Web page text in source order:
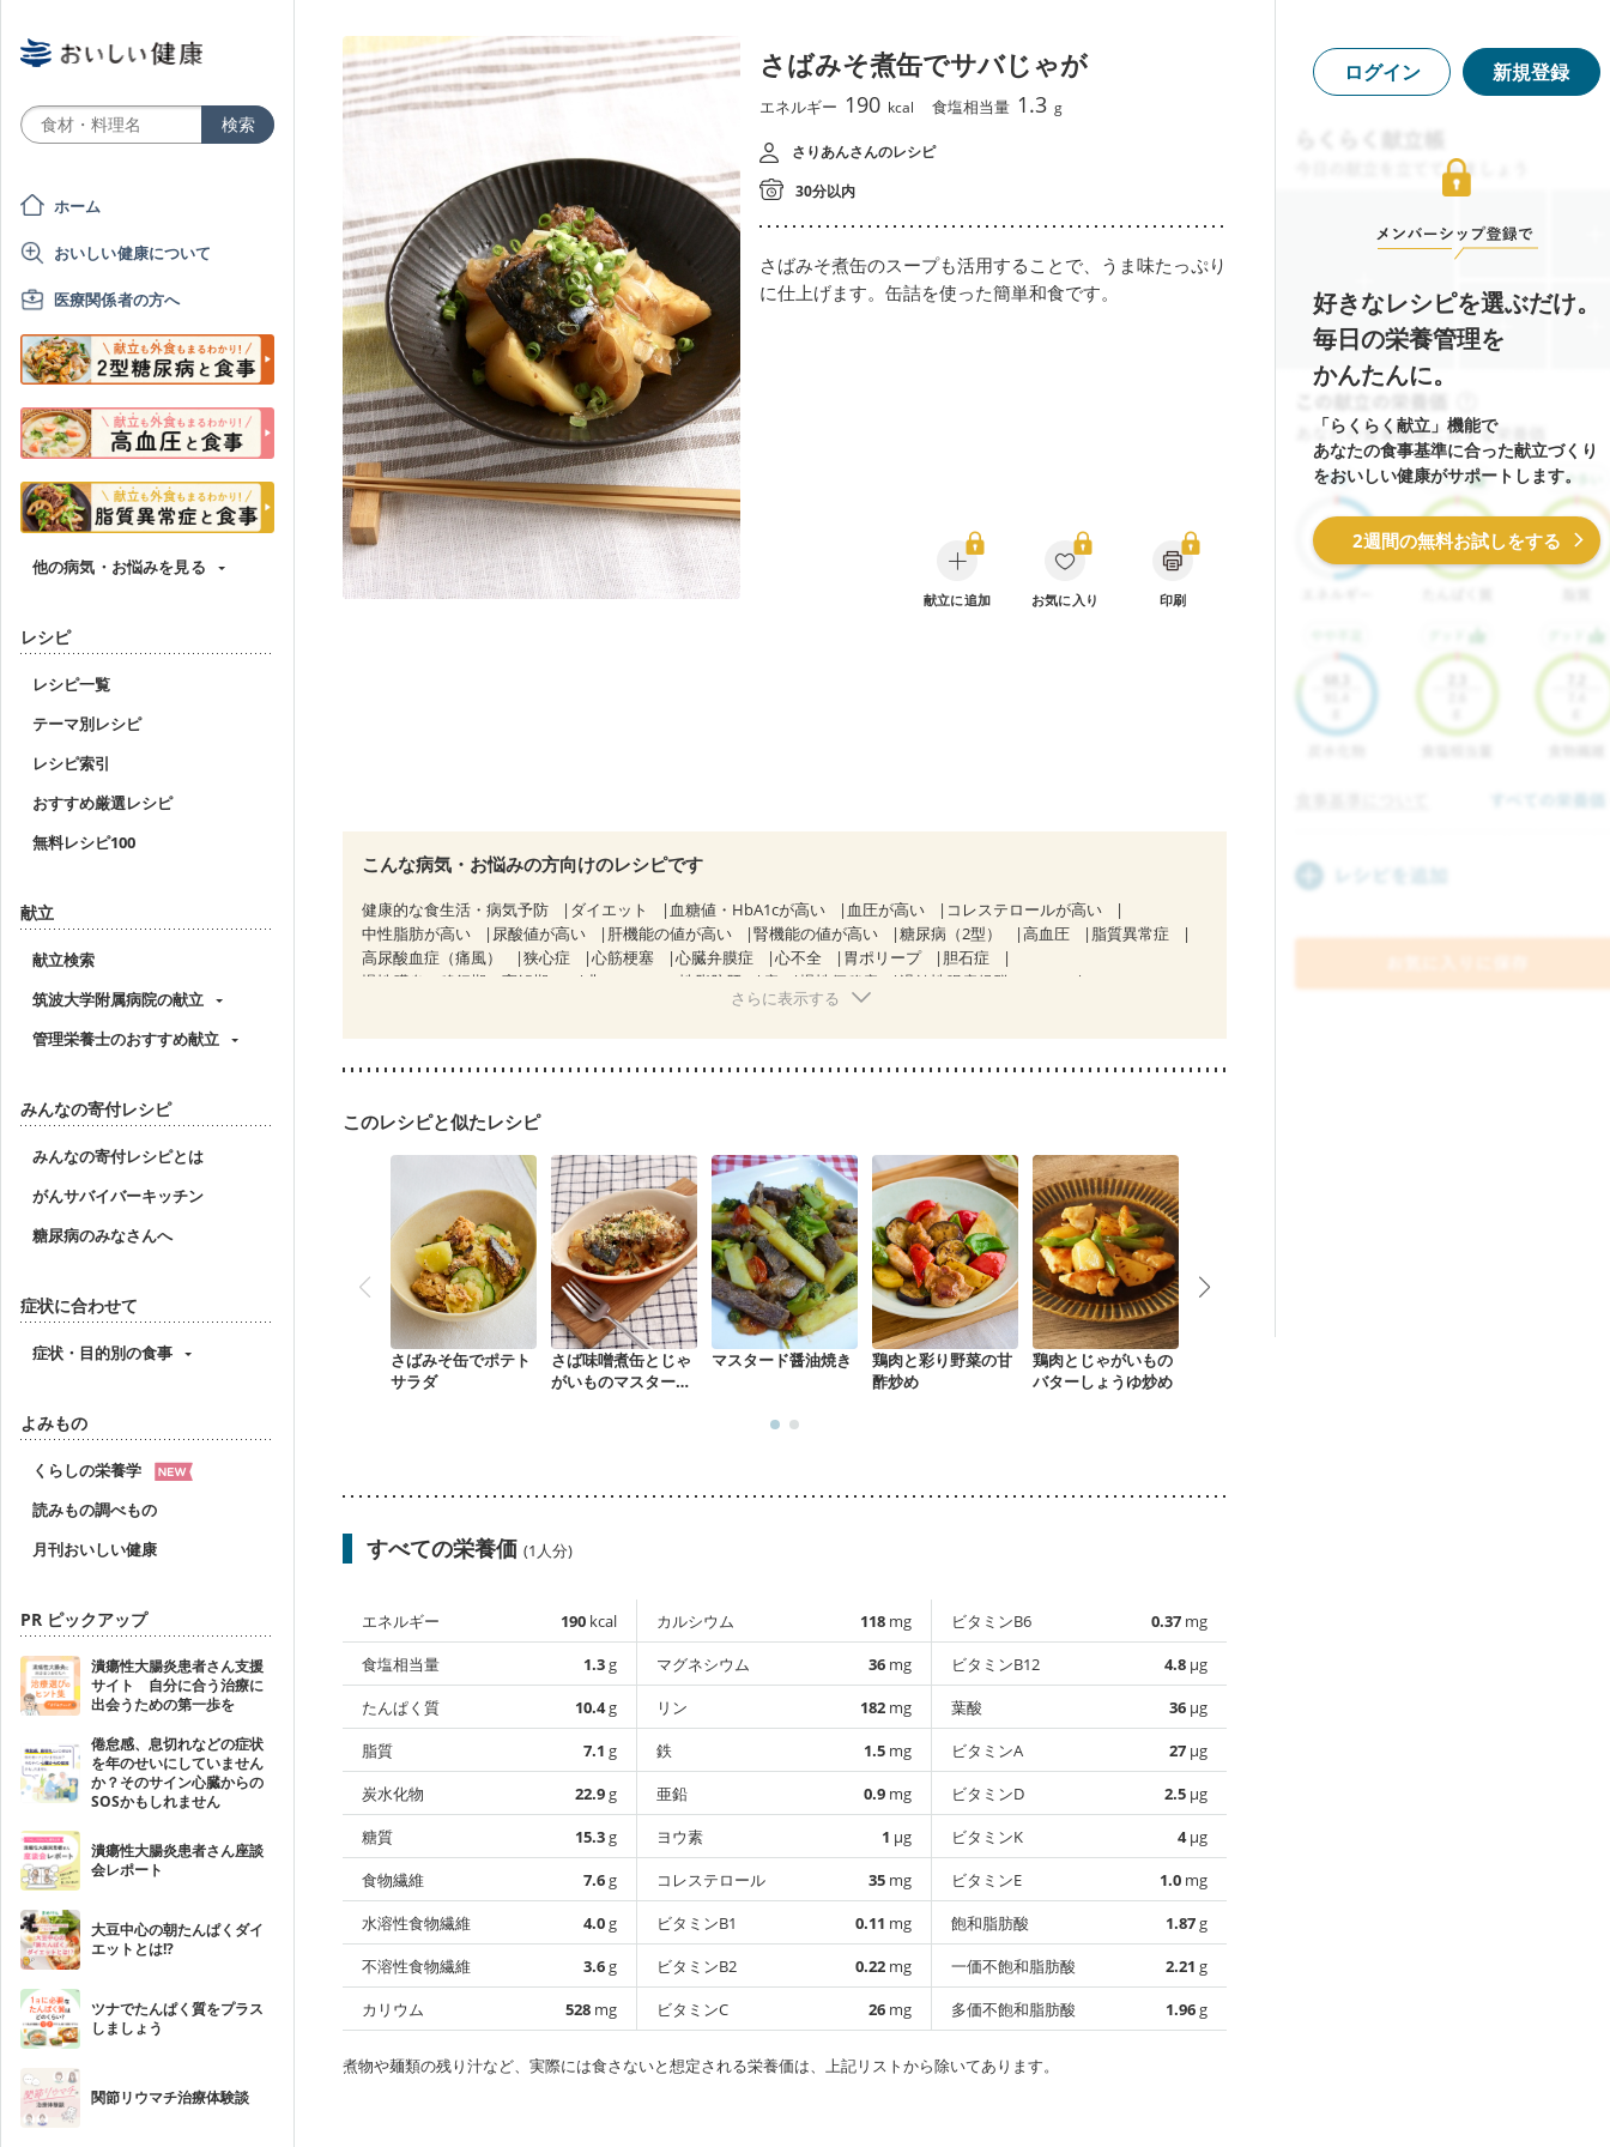
ホーム
おいしい健康について
医療関係者の方へ
他の病気・お悩みを見る
レシピ
レシピ一覧
テーマ別レシピ
レシピ索引
おすすめ厳選レシピ
無料レシピ100
献立
献立検索
筑波大学附属病院の献立
管理栄養士のおすすめ献立
みんなの寄付レシピ
みんなの寄付レシピとは
がんサバイバーキッチン
糖尿病のみなさんへ
症状に合わせて
症状・目的別の食事
よみもの
くらしの栄養学
読みもの調べもの
月刊おいしい健康
PR ピックアップ
潰瘍性大腸炎患者さん支援
サイト 自分に合う治療に
出会うための第一歩を
倦怠感、息切れなどの症状
を年のせいにしていません
か？そのサイン心臓からの
SOSかもしれません
潰瘍性大腸炎患者さん座談
会レポート
大豆中心の朝たんぱくダイ
エットとは!?
ツナでたんぱく質をプラス
しましょう
関節リウマチ治療体験談
さばみそ煮缶でサバじゃが
エネルギー 190 kcal 食塩相当量 1.3 g
さりあんさんのレシピ
30分以内
さばみそ煮缶のスープも活用することで、うま味たっぷり
に仕上げます。缶詰を使った簡単和食です。
献立に追加 お気に入り 印刷
こんな病気・お悩みの方向けのレシピです
健康的な食生活・病気予防 ダイエット 血糖値・HbA1cが高い 血圧が高い
コレステロールが高い
中性脂肪が高い
尿酸値が高い 肝機能の値が高い 腎機能の値が高い 糖尿病（2型） 高血圧
脂質異常症
高尿酸血症（痛風）
狭心症 心筋梗塞 心臓弁膜症 心不全 胃ポリープ
胆石症
慢性膵炎（移行期・寛解期）
非アルコール性脂肪肝 痔 慢性便秘症
過敏性腸症候群（IBS）
糖尿病性腎症（第２期）
妊婦健診・体重増加が気になる（初期）
妊婦健診・血圧が気になる（初期）
産後（ミルク）
骨折
さらに表示する
このレシピと似たレシピ
さばみそ缶でポテト
サラダ
さば味噌煮缶とじゃ
がいものマスタード
マスタード醤油焼き
鶏肉と彩り野菜の甘
酢炒め
鶏肉とじゃがいもの
バターしょうゆ炒め
すべての栄養価 (1人分)
エネルギー 190 kcal
食塩相当量
1.3g
たんぱく質
10.4g
脂質
7.1 g
炭水化物
22.9g
糖質
15.3g
食物繊維
7.6g
水溶性食物繊維
4.0g
不溶性食物繊維
3.6g
カリウム
528 mg
カルシウム 118 mg
マグネシウム
36 mg
リン
182 mg
鉄
1.5 mg
亜鉛
0.9 mg
ヨウ素
1 µg
コレステロール
35 mg
ビタミンB1
0.11 mg
ビタミンB2
0.22 mg
ビタミンC
26 mg
ビタミンB6 0.37 mg
ビタミンB12
4.8 µg
葉酸
36 µg
ビタミンA
27 µg
ビタミンD
2.5 µg
ビタミンK
4µg
ビタミンE
1.0 mg
飽和脂肪酸
1.87g
一価不飽和脂肪酸
2.21 g
多価不飽和脂肪酸
1.96g
煮物や麺類の残り汁など、実際には食さないと想定される栄養価は、上記リストから除いてあります。
ログイン 新規登録
好きなレシピを選ぶだけ。
毎日の栄養管理を
かんたんに。
「らくらく献立」機能で
あなたの食事基準に合った献立づくり
をおいしい健康がサポートします。
2週間の無料お試しをする